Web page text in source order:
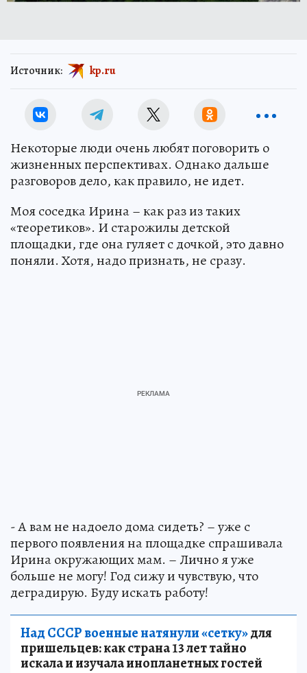
Источник: kp.ru
Некоторые люди очень любят поговорить о
жизненных перспективах. Однако дальше
разговоров дело, как правило, не идет.
Моя соседка Ирина – как раз из таких
«теоретиков». И старожилы детской
площадки, где она гуляет с дочкой, это давно
поняли. Хотя, надо признать, не сразу.
- А вам не надоело дома сидеть? – уже с
первого появления на площадке спрашивала
Ирина окружающих мам. – Лично я уже
больше не могу! Год сижу и чувствую, что
деградирую. Буду искать работу!
Над СССР военные натянули «сетку»для
пришельцев: как страна 13 лет тайно
искала и изучала инопланетных гостей